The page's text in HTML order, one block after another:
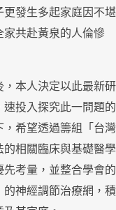
發生多起家庭因不堪
共赴黃泉的人倫慘
本人決定以此最新研
投入探究此一問題的
希望透過籌組「台灣
相關臨床與基礎醫學
考量，並整合學會的
神經調節治療網，積